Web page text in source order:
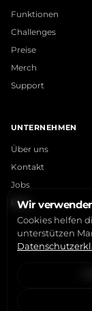
Funktionen
Challenges
Preise
Merch
Support
UNTERNEHMEN
Über uns
Kontakt
Jobs
Blog
Wir
Cookies helfen
unterstützen